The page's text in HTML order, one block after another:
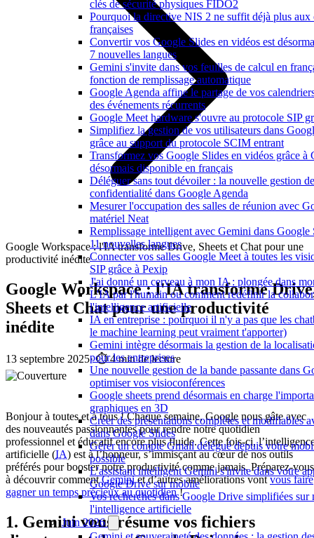
clés de sécurité physiques FIDO2
Pourquoi la directive NIS 2 ne suffit déjà plus aux
françaises
Convertir vos Google Slides en vidéos est
7 nouvelles langues
Gemini s'invite dans vos feuilles de calcul en
fonction de remplissage automatique
Google Agenda affine le partage de vos
des événements récurrents
Google Meet hardware s'ouvre au protocole SIP
Simplifiez la gestion de vos utilisateurs dans
grâce au support du protocole SCIM entrant
Transformez vos Google Slides en vidéos grâce à
désormais disponible en français
Déléguer sans tout dévoiler : la nouvelle gestion
confidentialité dans Google Agenda
Mesurer l'occupation des salles de réunion avec
matériel Neat
Remplissage intelligent avec Gemini dans Google
11 nouvelles langues
Connecter vos salles Google Meet à toutes les
SIP grâce à Pexip
J'ai donné un cerveau à mon IA : plongée dans
L'IA par l'humain ou comment redéfinir la
l'intelligence artificielle
IA en entreprise : pourquoi il n'y a pas que les
le machine learning peut vraiment t'apporter)
Gemini intègre désormais la gestion de la
pour les entreprises
Une nouvelle gestion de la bande passante dans
optimiser vos visioconférences
Google sheets prend désormais en charge
graphiques en 3D
Créer des présentations complètes et modifiables
dans Google Slides
Gérer un compte Gmail délégué depuis votre
possible
L'assistant intelligent Gemini s'invite dans votre
Google Drive sur mobile
Vos recherches dans Google Drive simplifiées sur
l'intelligence artificielle
Juin 2026
Google Workspace : l'IA transforme Drive, Sheets et Chat pour une
productivité inédite
Google Workspace : l'IA transforme
Sheets et Chat pour une productivité
inédite
13 septembre 2025· ⏱️ 4 min de lecture
Bonjour à toutes et à tous ! Chaque semaine, Google nous gâte avec
des nouveautés passionnantes pour rendre notre quotidien
professionnel et éducatif encore plus fluide. Cette fois-ci,
artificielle (IA) est à l’honneur, s’immisçant au cœur de nos outils
préférés pour booster notre productivité comme jamais. Préparez-vous
à découvrir commentGeminiet d’autres améliorations vontvous faire
gagner un temps précieux au quotidien!
1. Gemini vous résume vos fichiers